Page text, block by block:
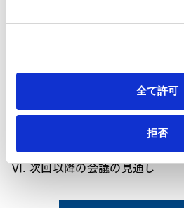
HubSpot プライバシーポリシー（
全て許可
拒否
3. 業務執行事項に係る定款変
限
1. 調査者制度（会社法316条2
2. 株主総会の招集手続等に関
者に取締役等を加えることの可否
Ⅵ. 次回以降の会議の見通し